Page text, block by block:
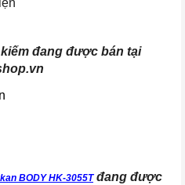
đang được bán tại
BODY HK-3055Tđang được